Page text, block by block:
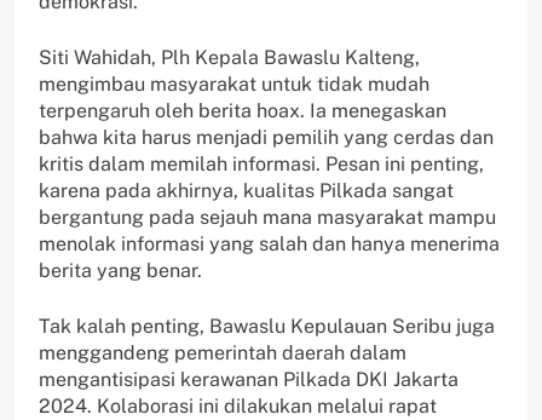
Siti Wahidah, Plh Kepala Bawaslu Kalteng,
mengimbau masyarakat untuk tidak mudah
terpengaruh oleh berita hoax. Ia menegaskan
bahwa kita harus menjadi pemilih yang cerdas dan
kritis dalam memilah informasi. Pesan ini penting,
karena pada akhirnya, kualitas Pilkada sangat
bergantung pada sejauh mana masyarakat mampu
menolak informasi yang salah dan hanya menerima
berita yang benar.
Tak kalah penting, Bawaslu Kepulauan Seribu juga
menggandeng pemerintah daerah dalam
mengantisipasi kerawanan Pilkada DKI Jakarta
2024. Kolaborasi ini dilakukan melalui rapat